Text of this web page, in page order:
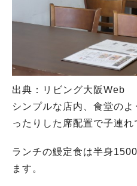
出典：リビング大阪Web
シンプルな店内、食堂の
ったりした席配置で子連れ
ランチの鰻定食は半身
ます。